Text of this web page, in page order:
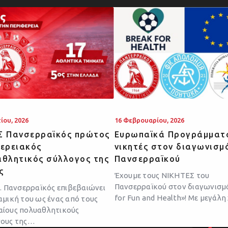
2026
Πανσερραϊκός πρώτος
σύλλογος της
επιβεβαιώνει
του ως ένας από τους
πολυαθλητικούς
της…
16 Φεβρουαρίου, 2026
Ευρωπαϊκά
νικητές στον
Πανσερραϊκού
Έχουμε τους ΝΙΚΗΤΕΣ του
Πανσερραϊκού στον
for Fun and Health»! Με